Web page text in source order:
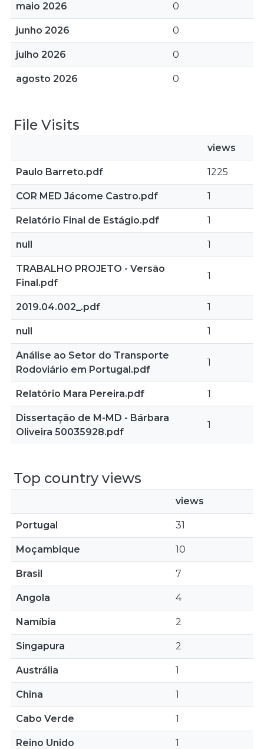
maio 2026 0
junho 2026 0
julho 2026 0
agosto 2026 0
File Visits
views
Paulo Barreto.pdf 1225
COR MED Jácome Castro.pdf 1
Relatório Final de Estágio.pdf 1
null 1
TRABALHO PROJETO - Versão
Final.pdf
1
2019.04.002_.pdf 1
null 1
Análise ao Setor do Transporte
Rodoviário em Portugal.pdf
1
Relatório Mara Pereira.pdf 1
Dissertação de M-MD - Bárbara
Oliveira 50035928.pdf
1
Top country views
views
Portugal 31
Moçambique 10
Brasil 7
Angola 4
Namíbia 2
Singapura 2
Austrália 1
China 1
Cabo Verde 1
Reino Unido 1